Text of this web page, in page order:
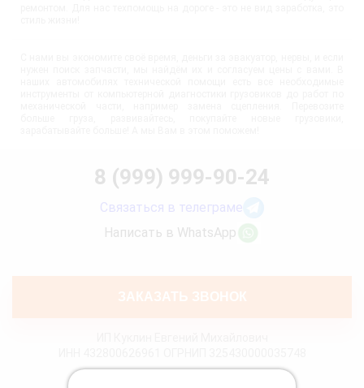
8 (999) 999-90-24
Связаться в телеграме
Написать в WhatsApp
ЗАКАЗАТЬ ЗВОНОК